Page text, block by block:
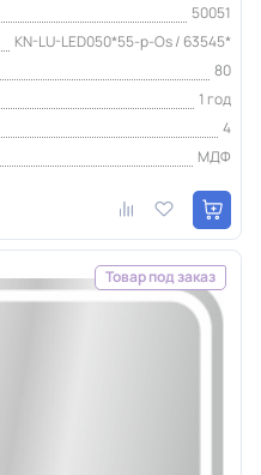
50051
KN-LU-LED050*55-p-Os / 63545*
80
1 год
4
МДФ
Товар под заказ